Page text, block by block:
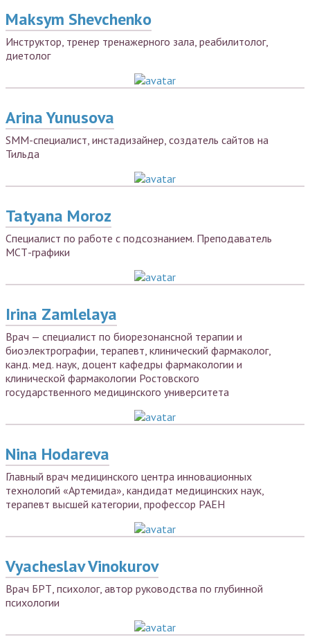
Maksym Shevchenko
Инструктор, тренер тренажерного зала, реабилитолог,
диетолог
Arina Yunusova
SMM-специалист, инстадизайнер, создатель сайтов на
Тильда
Tatyana Moroz
Специалист по работе с подсознанием. Преподаватель
МСТ-графики
Irina Zamlelaya
Врач — специалист по биорезонансной терапии и
биоэлектрографии, терапевт, клинический фармаколог,
канд. мед. наук, доцент кафедры фармакологии и
клинической фармакологии Ростовского
государственного медицинского университета
Nina Hodareva
Главный врач медицинского центра инновационных
технологий «Артемида», кандидат медицинских наук,
терапевт высшей категории, профессор РАЕН
Vyacheslav Vinokurov
Врач БРТ, психолог, автор руководства по глубинной
психологии